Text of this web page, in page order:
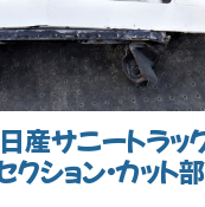
産サニートラッ
ション・カット